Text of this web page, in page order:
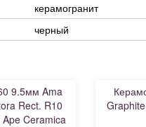
керамогранит
черный
9.5мм Ama
Rect. R10
Ceramica